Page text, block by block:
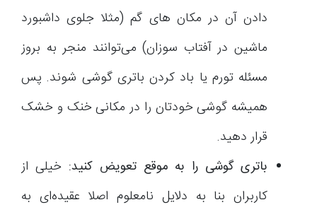
دادن آن در مکان های گم (مثلا جلوی داشبورد
ماشین در آفتاب سوزان‌) می‌توانند منجر به بروز
مسئله تورم یا باد کردن باتری گوشی شوند. پس
همیشه گوشی خودتان را در مکانی خنک و خشک
قرار دهید.
باتری گوشی را به موقع تعویض کنید: خیلی از
کاربران بنا به دلایل نامعلوم اصلا عقیده‌ای به